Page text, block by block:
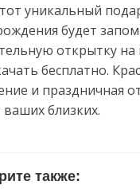
уникальный
будет
открытку
бесплатно.
и праздничная
близких.
также: